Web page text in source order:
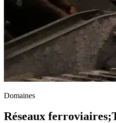
Domaines
Réseaux ferroviaires;